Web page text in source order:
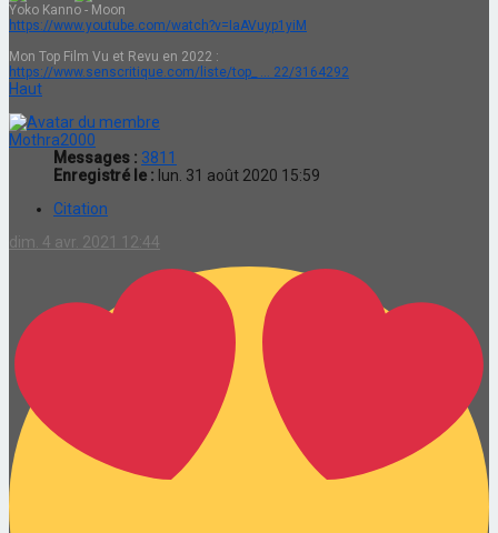
Yoko Kanno - Moon
https://www.youtube.com/watch?v=IaAVuyp1yiM
Mon Top Film Vu et Revu en 2022 :
https://www.senscritique.com/liste/top_ ... 22/3164292
Haut
Mothra2000
Messages : 3811
Enregistré le : lun. 31 août 2020 15:59
Citation
dim. 4 avr. 2021 12:44